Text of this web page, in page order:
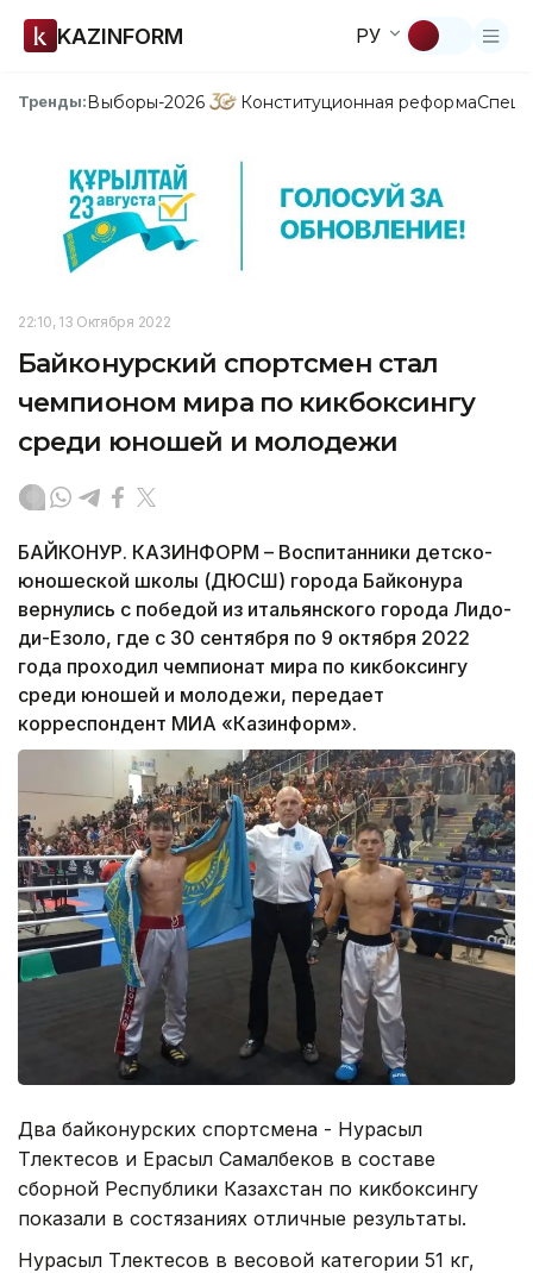
KAZINFORM РУ
Тренды:Выборы-2026 Конституционная реформа
22:10, 13 Октября 2022
Байконурский спортсмен стал
чемпионом мира по кикбоксингу
среди юношей и молодежи
БАЙКОНУР. КАЗИНФОРМ – Воспитанники детско-
юношеской школы (ДЮСШ) города Байконура
вернулись с победой из итальянского города Лидо-
ди-Езоло, где с 30 сентября по 9 октября 2022
года проходил чемпионат мира по кикбоксингу
среди юношей и молодежи, передает
корреспондент МИА «Казинформ».
Два байконурских спортсмена - Нурасыл
Тлектесов и Ерасыл Самалбеков в составе
сборной Республики Казахстан по кикбоксингу
показали в состязаниях отличные результаты.
Нурасыл Тлектесов в весовой категории 51 кг,